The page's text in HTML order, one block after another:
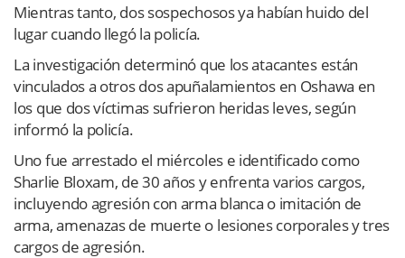
Mientras tanto, dos sospechosos ya habían huido del
lugar cuando llegó la policía.
La investigación determinó que los atacantes están
vinculados a otros dos apuñalamientos en Oshawa en
los que dos víctimas sufrieron heridas leves, según
informó la policía.
Uno fue arrestado el miércoles e identificado como
Sharlie Bloxam, de 30 años y enfrenta varios cargos,
incluyendo agresión con arma blanca o imitación de
arma, amenazas de muerte o lesiones corporales y tres
cargos de agresión.